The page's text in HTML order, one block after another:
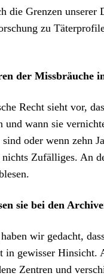
die Gren­zen
zu
der Miss­bräuche
Recht sieht vor,
und wann sie
oder wenn zehn
Zufäl­liges. An
sie bei den
wir gedacht,
in gewiss­er
Zen­tren und